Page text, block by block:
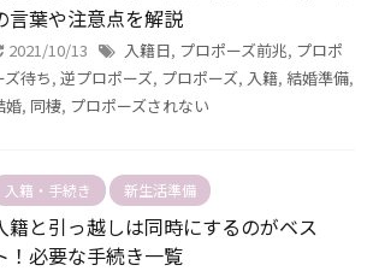
言葉や注意点を解説
2021/10/13 入籍日, プロポーズ前兆, プロポ
ズ待ち, 逆プロポーズ, プロポーズ, 入籍, 結婚準備,
婚, 同棲, プロポーズされない
入籍・手続き 新生活準備
籍と引っ越しは同時にするのがベス
！必要な手続き一覧